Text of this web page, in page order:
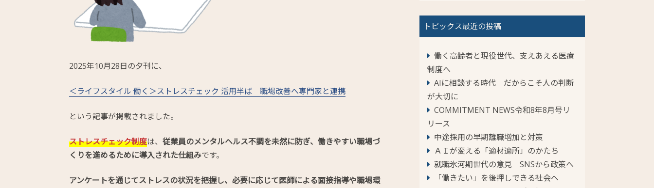
2025年10月28日の夕刊に、
＜ライフスタイル 働く＞ストレスチェック 活用半ば 職場改善へ専門家と連携
という記事が掲載されました。
ストレスチェック制度は、 従業員のメンタルヘルス不調を未然に防ぎ、働きやすい職場づ
くりを進めるために導入された仕組みです。
アンケートを通じてストレスの状況を把握し、必要に応じて医師による面接指導や職場環
トピックス最近の投稿
働く高齢者と現役世代、支えあえる医療
制度へ
AIに相談する時代 だからこそ人の判断
が大切に
COMMITMENT NEWS令和8年8月号リ
リース
中途採用の早期離職増加と対策
ＡＩが変える「適材適所」のかたち
就職氷河期世代の意見 SNSから政策へ
「働きたい」を後押しできる社会へ